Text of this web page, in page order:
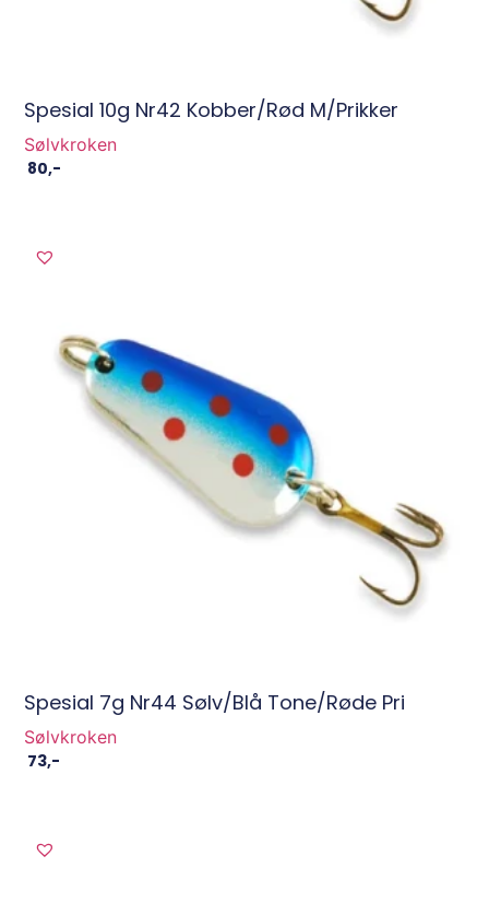
Spesial 10g Nr42 Kobber/Rød M/prikker
Sølvkroken
80,-
Spesial 7g Nr44 Sølv/blå Tone/røde Pri
Sølvkroken
73,-